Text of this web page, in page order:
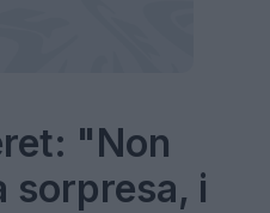
"Non
sorpresa, i